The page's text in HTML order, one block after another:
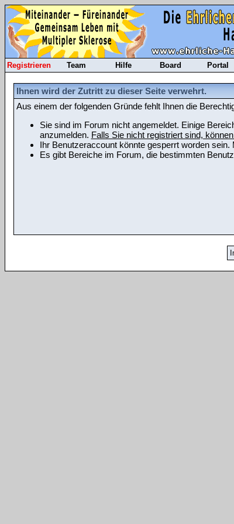
Registrieren Team Hilfe Board Portal
Ihnen wird der Zutritt zu dieser Seite verwehrt.
Aus einem der folgenden Gründe fehlt Ihnen die
Sie sind im Forum nicht angemeldet. Einige
anzumelden. Falls Sie nicht registriert sind,
Ihr Benutzeraccount könnte gesperrt worden
Es gibt Bereiche im Forum, die bestimmten